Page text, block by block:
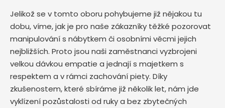
Jelikož se v tomto oboru pohybujeme již nějakou tu
dobu, víme, jak je pro naše zákazníky těžké pozorovat
manipulování s nábytkem či osobními věcmi jejich
nejbližších. Proto jsou naši zaměstnanci vyzbrojeni
velkou dávkou empatie a jednají s majetkem s
respektem a v rámci zachování piety. Díky
zkušenostem, které sbíráme již několik let, nám jde
vyklízení pozůstalosti od ruky a bez zbytečných